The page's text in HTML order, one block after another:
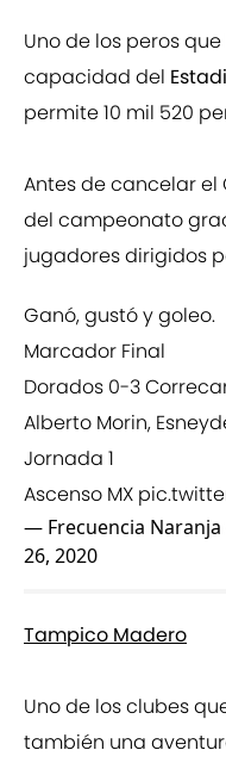
Uno de los peros
capacidad del
permite 10 mil 520
Antes de cancelar el
del campeonato
jugadores dirigidos
Ganó, gustó y goleo.
Marcador Final
Dorados 0-3
Alberto Morin,
Jornada 1
Ascenso MX
— Frecuencia Naranja
26, 2020
Tampico Madero
Uno de los clubes
también una